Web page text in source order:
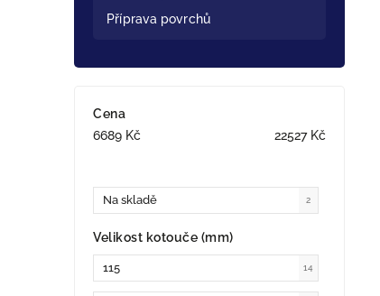
Příprava povrchů
Cena
6689 Kč 22527Kč
Na skladě 2
Velikost kotouče (mm)
115 14